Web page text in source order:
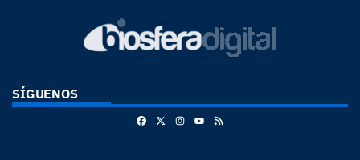
SÍGUENOS
FacebookInstagram